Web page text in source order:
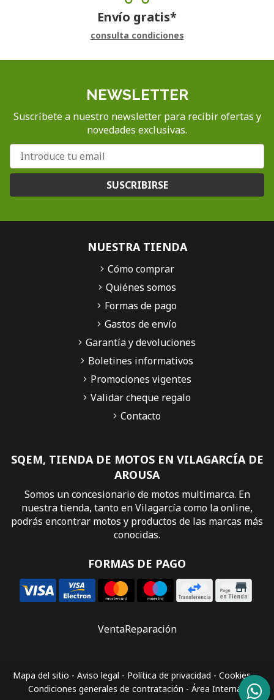
Envío gratis*
consulta condiciones
NEWSLETTER
Suscríbete a nuestro newsletter para recibir ofertas y
novedades exclusivas.
SUSCRIBIRSE
SQEM, TIENDA DE MOTOS EN VILAGARCÍA DE
AROUSA
Somos un concesionario de motos multimarca. En
nuestra tienda, tanto en Vilagarcía como la online,
podrás encontrar motos y productos de las marcas más
conocidas.
FORMAS DE PAGO
NUESTRA TIENDA
Cómo comprar
Quiénes somos
Formas de pago
Gastos de envío
Garantía y devoluciones
Boletines informativos
Promociones vigentes
Validar cheque regalo
Contacto
VentaReparación
Mapa del sitio - Aviso legal - Política de privacidad - Cookies-
Condiciones generales de contratación - Área Interna